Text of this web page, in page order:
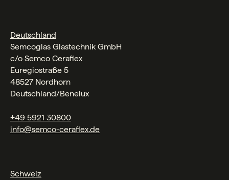
Deutschland
Semcoglas Glastechnik GmbH
c/o Semco Ceraflex
Euregiostraße 5
48527 Nordhorn
Deutschland/Benelux
+49 5921 30800
info@semco-ceraflex.de
Schweiz